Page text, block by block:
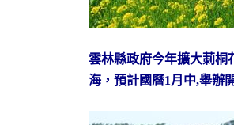
雲林縣政府今年擴大莿桐
海，預計國曆1月中,舉辦